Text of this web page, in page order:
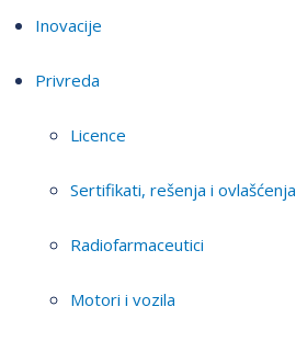
Inovacije
Privreda
Licence
Sertifikati, rešenja i ovlašćenja
Radiofarmaceutici
Motori i vozila